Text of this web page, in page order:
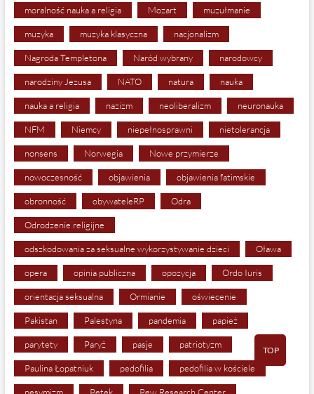
moralność nauka a religia Mozart muzułmanie
muzyka muzyka klasyczna nacjonalizm
Nagroda Templetona Naród wybrany narodowcy
narodziny Jezusa NATO natura nauka
nauka a religia nazizm neoliberalizm neuronauka
NFM Niemcy niepełnosprawni nietolerancja
nonsens Norwegia Nowe przymierze
nowoczesność objawienia objawienia fatimskie
obronność obywateleRP Odra
Odrodzenie religijne
odszkodowania za seksualne wykorzystywanie dzieci Oława
opera opinia publiczna opozycja Ordo Iuris
orientacja seksualna Ormianie oświecenie
Pakistan Palestyna pandemia papież
parytety Paryż pasje patriotyzm
Paulina Łopatniuk pedofilia pedofilia w kościele
pesymizm Petek Pew Research Center
TOP